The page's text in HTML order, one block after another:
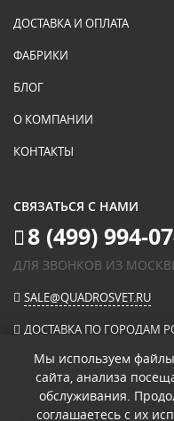
ДОСТАВКА И ОПЛАТА
ФАБРИКИ
БЛОГ
О КОМПАНИИ
КОНТАКТЫ
СВЯЗАТЬСЯ С НАМИ
8 (499) 994-
ДЛЯ ЗВОНКОВ ИЗ
SALE@QUADROSVET.RU
ДОСТАВКА ПО ГОРОДАМ
ОПЛАЧИВАЙТЕ ПРИ ПОЛУЧЕНИИ
Мы используем
сайта, анализа
обслуживания.
соглашаетесь с их